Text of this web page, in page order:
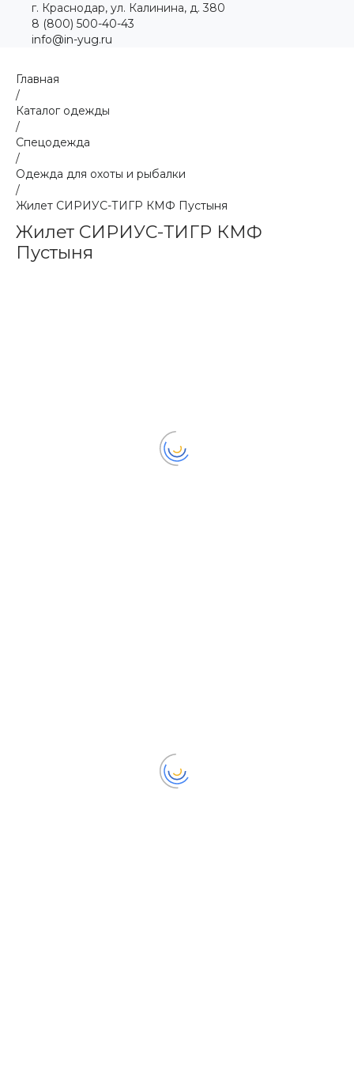
г. Краснодар, ул. Калинина, д. 380
8 (800) 500-40-43
info@in-yug.ru
Главная
/
Каталог одежды
/
Спецодежда
/
Одежда для охоты и рыбалки
/
Жилет СИРИУС-ТИГР КМФ Пустыня
Жилет СИРИУС-ТИГР КМФ
Пустыня